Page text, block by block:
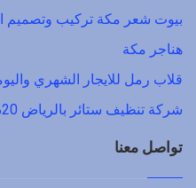
بيوت شعر مكة تركيب وتصميم
هناجر مكة
قلاب رمل للايجار الشهري
شركة تنظيف ستائر بالرياض 20% خصم على التنظيف بالبخار
تواصل معنا